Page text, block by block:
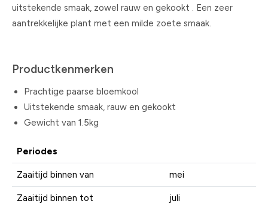
uitstekende smaak, zowel rauw en gekookt . Een zeer
aantrekkelijke plant met een milde zoete smaak.
Productkenmerken
Prachtige paarse bloemkool
Uitstekende smaak, rauw en gekookt
Gewicht van 1.5kg
Periodes
Zaaitijd binnen van mei
Zaaitijd binnen tot juli